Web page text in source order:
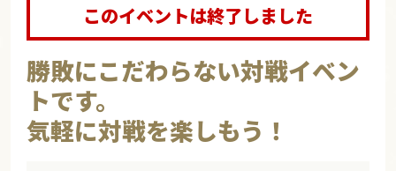
このイベントは終了しました
勝敗にこだわらない対戦イベン
トです。
気軽に対戦を楽しもう！​​